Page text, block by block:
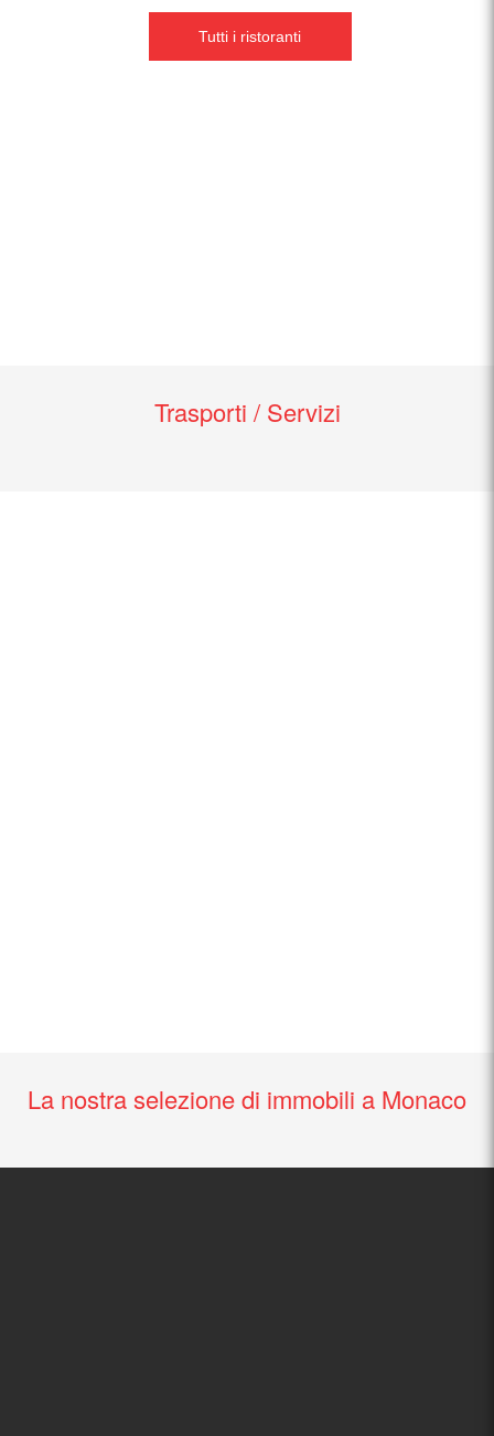
Tutti i ristoranti
Trasporti / Servizi
La nostra selezione di immobili a Monaco